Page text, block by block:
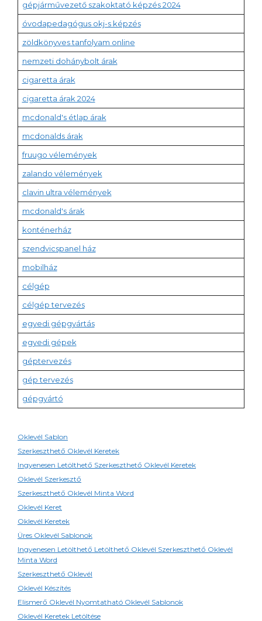
gépjárművezető szakoktató képzés 2024
óvodapedagógus okj-s képzés
zöldkönyves tanfolyam online
nemzeti dohánybolt árak
cigaretta árak
cigaretta árak 2024
mcdonald's étlap árak
mcdonalds árak
fruugo vélemények
zalando vélemények
clavin ultra vélemények
mcdonald's árak
konténerház
szendvicspanel ház
mobilház
célgép
célgép tervezés
egyedi gépgyártás
egyedi gépek
géptervezés
gép tervezés
gépgyártó
Oklevél Sablon
Szerkeszthető Oklevél Keretek
Ingyenesen Letölthető Szerkeszthető Oklevél Keretek
Oklevél Szerkesztő
Szerkeszthető Oklevél Minta Word
Oklevél Keret
Oklevél Keretek
Üres Oklevél Sablonok
Ingyenesen Letölthető Letölthető Oklevél Szerkeszthető Oklevél
Minta Word
Szerkeszthető Oklevél
Oklevél Készítés
Elismerő Oklevél Nyomtatható Oklevél Sablonok
Oklevél Keretek Letöltése